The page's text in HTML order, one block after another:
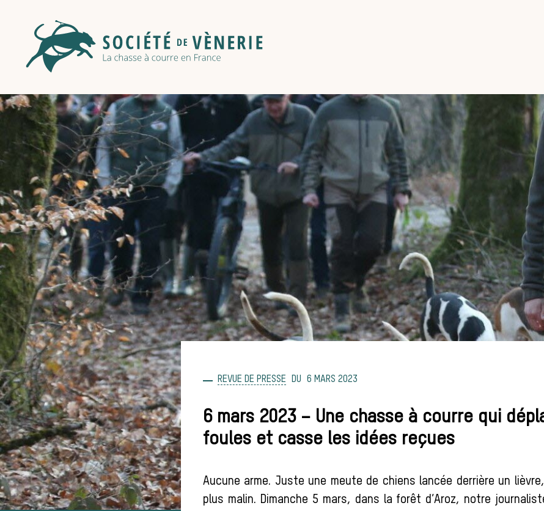
REVUE DE PRESSE 6 MARS 2023
6 mars 2023 – Une chasse à courre qui
foules et casse les idées reçues
Aucune arme. Juste une meute de chiens lancée derrière un
plus malin. Dimanche 5 mars, dans la forêt d’Aroz, notre